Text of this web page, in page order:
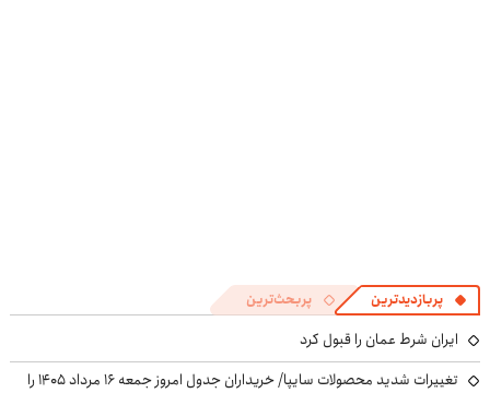
پربازدیدترین پربحث‌ترین
ایران شرط عمان را قبول کرد
تغییرات شدید محصولات سایپا/ خریداران جدول امروز جمعه ۱۶ مرداد ۱۴۰۵ را